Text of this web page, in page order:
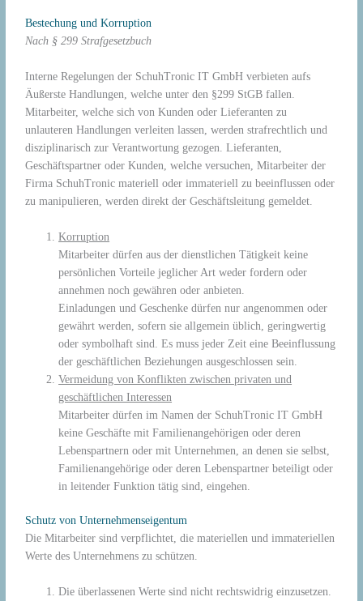
Bestechung und Korruption
Nach § 299 Strafgesetzbuch
Interne Regelungen der SchuhTronic IT GmbH verbieten aufs
Äußerste Handlungen, welche unter den §299 StGB fallen.
Mitarbeiter, welche sich von Kunden oder Lieferanten zu
unlauteren Handlungen verleiten lassen, werden strafrechtlich und
disziplinarisch zur Verantwortung gezogen. Lieferanten,
Geschäftspartner oder Kunden, welche versuchen, Mitarbeiter der
Firma SchuhTronic materiell oder immateriell zu beeinflussen oder
zu manipulieren, werden direkt der Geschäftsleitung gemeldet.
Korruption
Mitarbeiter dürfen aus der dienstlichen Tätigkeit keine
persönlichen Vorteile jeglicher Art weder fordern oder
annehmen noch gewähren oder anbieten.
Einladungen und Geschenke dürfen nur angenommen oder
gewährt werden, sofern sie allgemein üblich, geringwertig
oder symbolhaft sind. Es muss jeder Zeit eine Beeinflussung
der geschäftlichen Beziehungen ausgeschlossen sein.
Vermeidung von Konflikten zwischen privaten und
geschäftlichen Interessen
Mitarbeiter dürfen im Namen der SchuhTronic IT GmbH
keine Geschäfte mit Familienangehörigen oder deren
Lebenspartnern oder mit Unternehmen, an denen sie selbst,
Familienangehörige oder deren Lebenspartner beteiligt oder
in leitender Funktion tätig sind, eingehen.
Schutz von Unternehmenseigentum
Die Mitarbeiter sind verpflichtet, die materiellen und immateriellen
Werte des Unternehmens zu schützen.
Die überlassenen Werte sind nicht rechtswidrig einzusetzen.